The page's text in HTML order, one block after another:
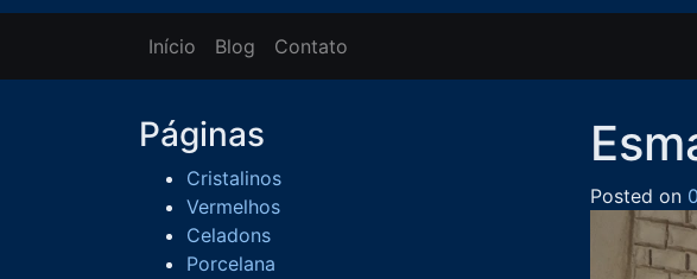
Início Blog Contato
Páginas
Cristalinos
Vermelhos
Celadons
Porcelana
Posted on